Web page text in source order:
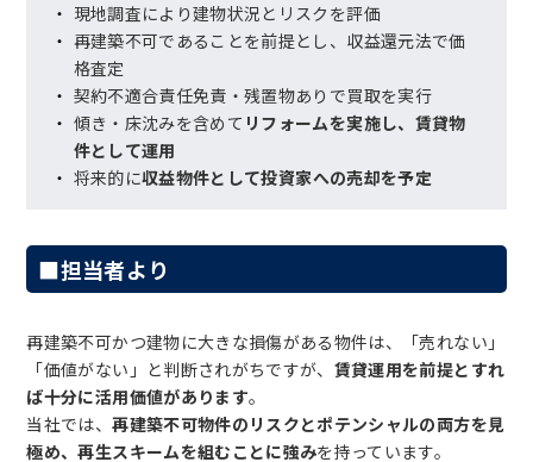
現地調査により建物状況とリスクを評価
再建築不可であることを前提とし、収益還元法で価
格査定
契約不適合責任免責・残置物ありで買取を実行
傾き・床沈みを含めて リフォームを実施し、賃貸物
件として運用
将来的に収益物件として投資家への売却を予定
■担当者より
再建築不可かつ建物に大きな損傷がある物件は、「売れない」
「価値がない」と判断されがちですが、 賃貸運用を前提とすれ
ば十分に活用価値があります。
当社では、再建築不可物件のリスクとポテンシャルの両方を見
極め、再生スキームを組むことに強みを持っています。